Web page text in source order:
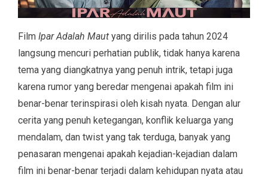
Film Ipar Adalah Maut yang dirilis pada tahun 2024
langsung mencuri perhatian publik, tidak hanya karena
tema yang diangkatnya yang penuh intrik, tetapi juga
karena rumor yang beredar mengenai apakah film ini
benar-benar terinspirasi oleh kisah nyata. Dengan alur
cerita yang penuh ketegangan, konflik keluarga yang
mendalam, dan twist yang tak terduga, banyak yang
penasaran mengenai apakah kejadian-kejadian dalam
film ini benar-benar terjadi dalam kehidupan nyata atau